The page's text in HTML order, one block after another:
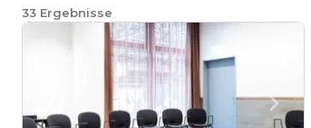
33 Ergebnisse